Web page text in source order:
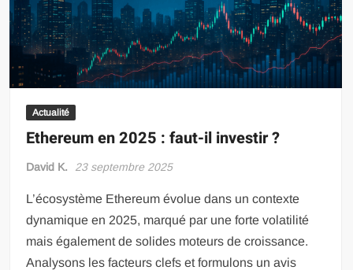
Actualité
Ethereum en 2025 : faut-il investir ?
David K. 23 septembre 2025
L’écosystème Ethereum évolue dans un contexte
dynamique en 2025, marqué par une forte volatilité
mais également de solides moteurs de croissance.
Analysons les facteurs clefs et formulons un avis